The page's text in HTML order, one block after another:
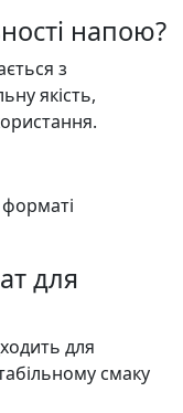
напою?
з
якість,
для
для
смаку